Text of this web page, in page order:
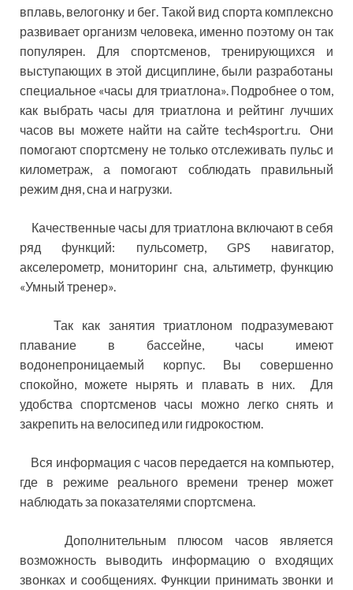
вплавь, велогонку и бег. Такой вид спорта комплексно
развивает организм человека, именно поэтому он так
популярен. Для спортсменов, тренирующихся и
выступающих в этой дисциплине, были разработаны
специальное «часы для триатлона». Подробнее о том,
как выбрать часы для триатлона и рейтинг лучших
часов вы можете найти на сайте tech4sport.ru. Они
помогают спортсмену не только отслеживать пульс и
километраж, а помогают соблюдать правильный
режим дня, сна и нагрузки.
Качественные часы для триатлона включают в себя
ряд функций: пульсометр, GPS навигатор,
акселерометр, мониторинг сна, альтиметр, функцию
«Умный тренер».
Так как занятия триатлоном подразумевают
плавание в бассейне, часы имеют
водонепроницаемый корпус. Вы совершенно
спокойно, можете нырять и плавать в них. Для
удобства спортсменов часы можно легко снять и
закрепить на велосипед или гидрокостюм.
Вся информация с часов передается на компьютер,
где в режиме реального времени тренер может
наблюдать за показателями спортсмена.
Дополнительным плюсом часов является
возможность выводить информацию о входящих
звонках и сообщениях. Функции принимать звонки и